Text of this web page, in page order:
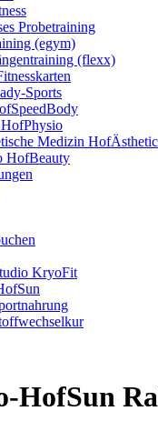
Probetraining
(egym)
(flexx)
Sports
Medizin
HofBeauty
KryoFit
HofSun